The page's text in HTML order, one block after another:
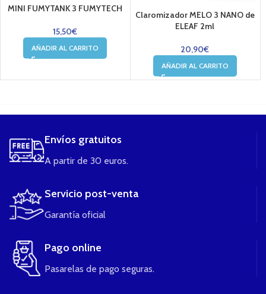
MINI FUMYTANK 3 FUMYTECH
15,50€
AÑADIR AL CARRITO
Claromizador MELO 3 NANO de
ELEAF 2ml
20,90€
AÑADIR AL CARRITO
Envíos gratuitos
A partir de 30 euros.
Servicio post-venta
Garantía oficial
Pago online
Pasarelas de pago seguras.